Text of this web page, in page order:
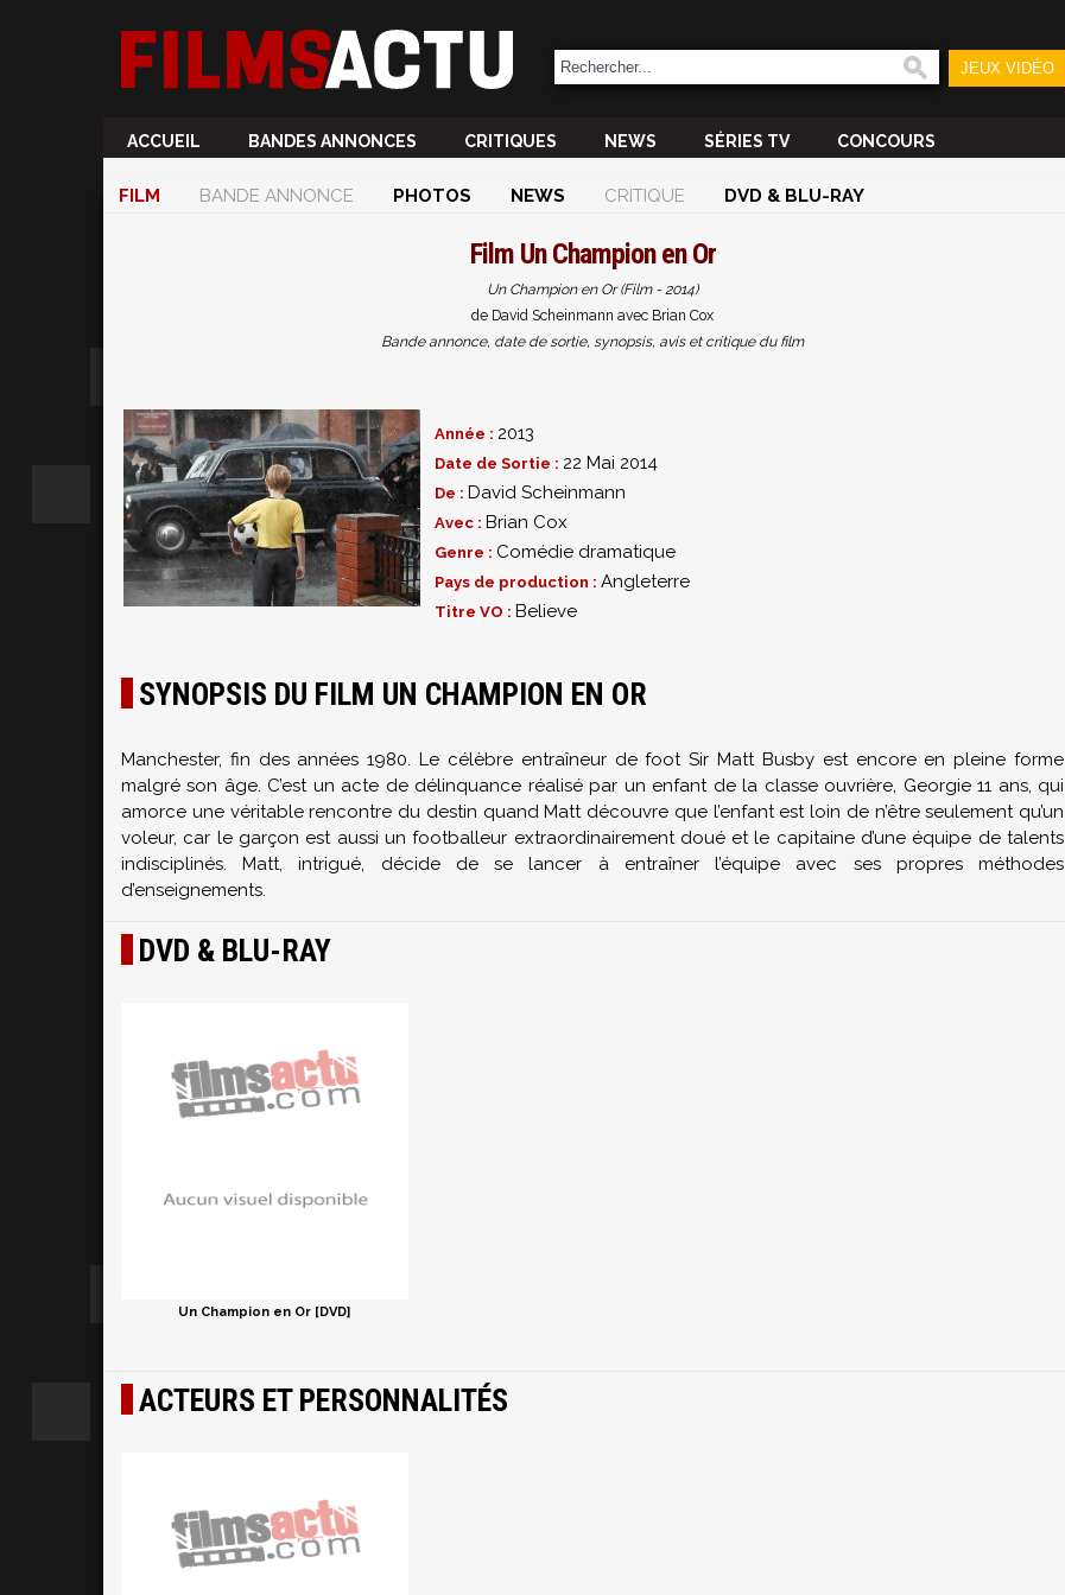
JEUX VIDÉO
ACCUEIL BANDES ANNONCES CRITIQUES NEWS SÉRIES TV CONCOURS
FILM BANDE ANNONCE PHOTOS NEWS CRITIQUE DVD & BLU-RAY
Film Un Champion en Or
Un Champion en Or (Film - 2014)
de David Scheinmann avec Brian Cox
Bande annonce, date de sortie, synopsis, avis et critique du film
Année : 2013
Date de Sortie : 22 Mai 2014
De : David Scheinmann
Avec : Brian Cox
Genre : Comédie dramatique
Pays de production : Angleterre
Titre VO : Believe
SYNOPSIS DU FILM UN CHAMPION EN OR
Manchester, fin des années 1980. Le célèbre entraîneur de foot Sir Matt Busby est encore en pleine forme
malgré son âge. C’est un acte de délinquance réalisé par un enfant de la classe ouvrière, Georgie 11 ans, qui
amorce une véritable rencontre du destin quand Matt découvre que l’enfant est loin de n’être seulement qu’un
voleur, car le garçon est aussi un footballeur extraordinairement doué et le capitaine d’une équipe de talents
indisciplinés. Matt, intrigué, décide de se lancer à entraîner l’équipe avec ses propres méthodes
d’enseignements.
DVD & BLU-RAY
Un Champion en Or [DVD]
ACTEURS ET PERSONNALITÉS